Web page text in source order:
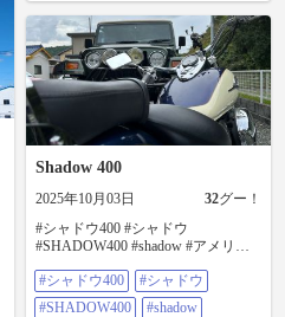
Shadow 400
2025年10月03日 32グー！
#シャドウ400 #シャドウ
#SHADOW400 #shadow #アメリカ
ツーリング #三重県 #名張市 #シマ
リボン #比奈知ダム
#シャドウ400
#シャドウ
#SHADOW400
#shadow